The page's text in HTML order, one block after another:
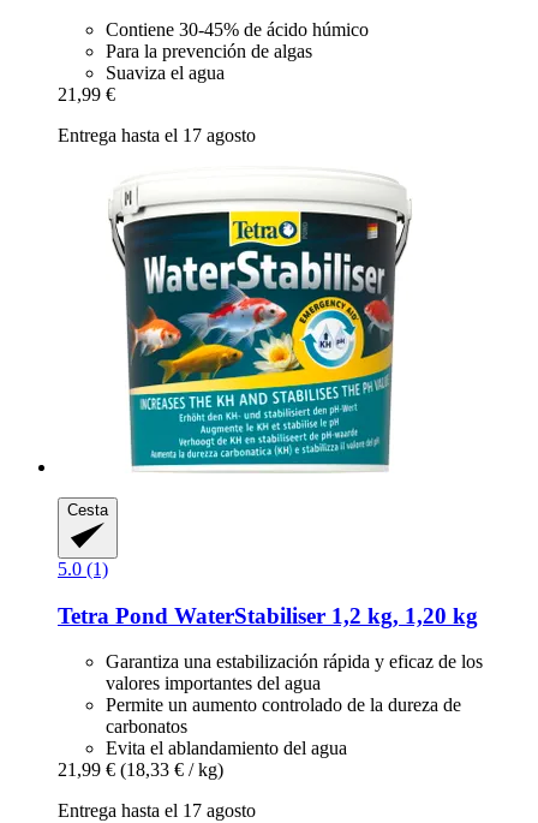
Contiene 30-45% de ácido húmico
Para la prevención de algas
Suaviza el agua
21,99 €
Entrega hasta el 17 agosto
Cesta
5.0 (1)
Tetra Pond WaterStabiliser 1,2 kg, 1,20 kg
Garantiza una estabilización rápida y eficaz de los
valores importantes del agua
Permite un aumento controlado de la dureza de
carbonatos
Evita el ablandamiento del agua
21,99 € (18,33 € / kg)
Entrega hasta el 17 agosto